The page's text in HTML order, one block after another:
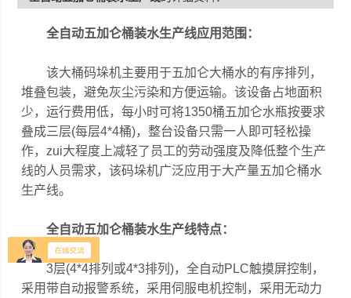
全自动五加仑桶装水生产线应用范围：
该大桶码垛机主要用于五加仑大桶水的有序排列，
堆叠包装，避免灰尘污染和方便运输。该设备占地面积
少，运行费用低，每小时可将1350桶五加仑水瓶按要求
叠成三层(每层4*4桶)，整台设备只需一人即可轻松操
作，zui大程度上减轻了员工的劳动强度及降低整个生产
线的人员需求，该码垛机广泛应用于大产量五加仑桶水
生产线。
全自动五加仑桶装水生产线特点：
3层(4*4排列或4*3排列)，全自动PLC触摸屏控制，
采用带自动报警系统，采用伺服电机控制，采用无动力